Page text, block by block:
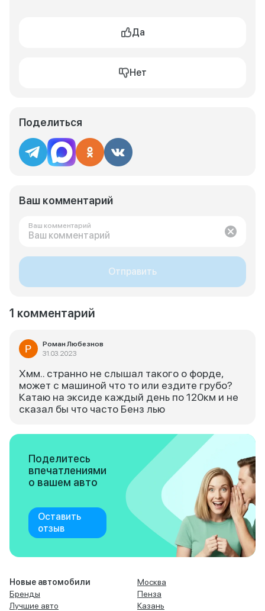
Да
Нет
Поделиться
Ваш комментарий
Ваш комментарий
Отправить
1 комментарий
Роман Любезнов
31.03.2023
Хмм.. странно не слышал такого о форде,
может с машиной что то или ездите грубо?
Катаю на эксиде каждый день по 120км и не
сказал бы что часто Бенз лью
Поделитесь
впечатлениями
о вашем авто
Оставить
отзыв
Новые автомобили
Бренды
Лучшие авто
Москва
Пенза
Казань